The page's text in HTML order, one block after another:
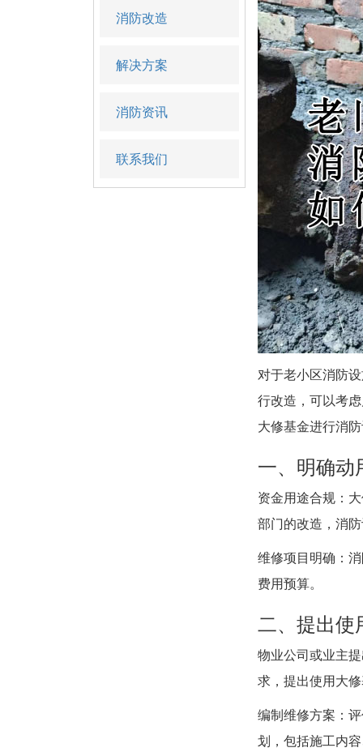
消防改造
解决方案
消防资讯
联系我们
对于老小区消防
行改造，可以考
大修基金进行消
一、明确动
资金用途合规：
部门的改造，消
维修项目明确：
费用预算。
二、提出使
物业公司或业主
求，提出使用大
编制维修方案：
划，包括施工内